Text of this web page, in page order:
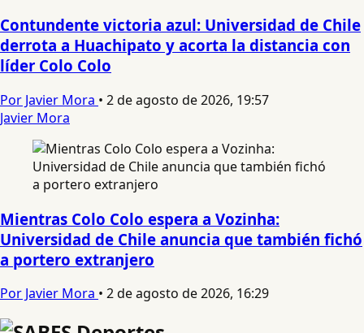
Contundente victoria azul: Universidad de Chile
derrota a Huachipato y acorta la distancia con
líder Colo Colo
Por Javier Mora • 2 de agosto de 2026, 19:57
Javier Mora
Mientras Colo Colo espera a Vozinha:
Universidad de Chile anuncia que también fichó
a portero extranjero
Por Javier Mora • 2 de agosto de 2026, 16:29